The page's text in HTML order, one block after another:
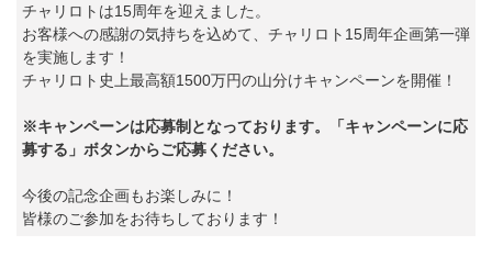
チャリロトは15周年を迎えました。
お客様への感謝の気持ちを込めて、チャリロト15周年企画第一弾
を実施します！
チャリロト史上最高額1500万円の山分けキャンペーンを開催！
※キャンペーンは応募制となっております。「キャンペーンに応
募する」ボタンからご応募ください。
今後の記念企画もお楽しみに！
皆様のご参加をお待ちしております！